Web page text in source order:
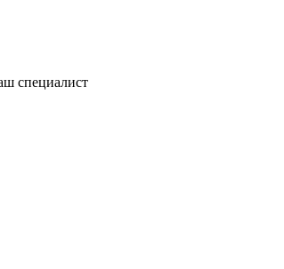
специалист